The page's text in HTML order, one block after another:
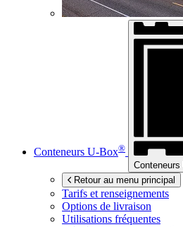
Conteneurs U-Box®
Conteneurs
Retour au menu principal
Tarifs et renseignements
Options de livraison
Utilisations fréquentes